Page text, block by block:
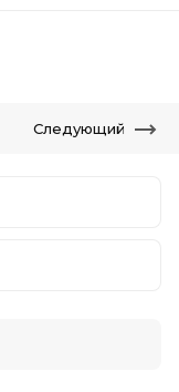
Следующий